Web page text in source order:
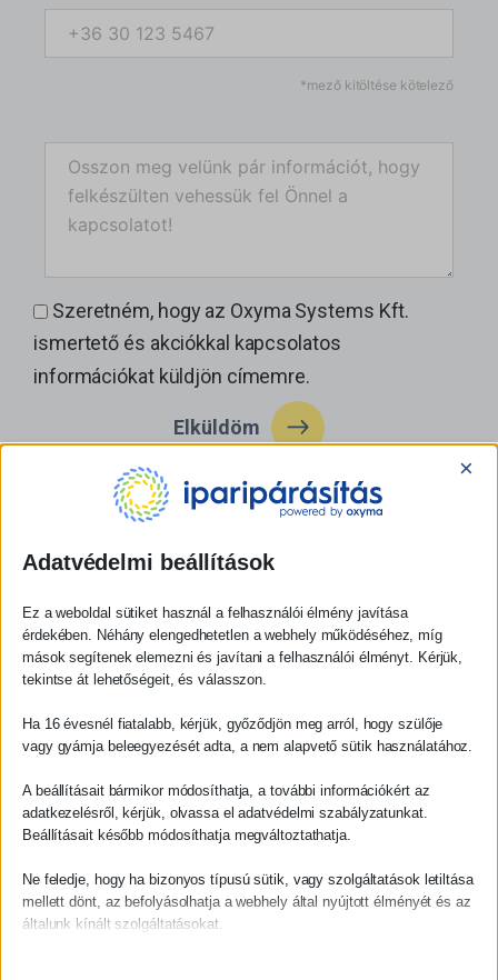
*mező kitöltése kötelező
Szeretném, hogy az Oxyma Systems Kft.
ismertető és akciókkal kapcsolatos
információkat küldjön címemre.
Elküldöm
Adatvédelmi beállítások
×
Ez a weboldal sütiket használ a felhasználói élmény javítása
érdekében. Néhány elengedhetetlen a webhely működéséhez, míg
mások segítenek elemezni és javítani a felhasználói élményt. Kérjük,
tekintse át lehetőségeit, és válasszon.
Ha 16 évesnél fiatalabb, kérjük, győződjön meg arról, hogy szülője
vagy gyámja beleegyezését adta, a nem alapvető sütik használatához.
A beállításait bármikor módosíthatja, a további információkért az
adatkezelésről, kérjük, olvassa el adatvédelmi szabályzatunkat.
Beállításait később módosíthatja megváltoztathatja.
Ne feledje, hogy ha bizonyos típusú sütik, vagy szolgáltatások letiltása
mellett dönt, az befolyásolhatja a webhely által nyújtott élményét és az
általunk kínált szolgáltatásokat.